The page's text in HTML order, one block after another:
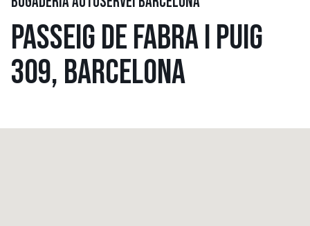
PASSEIG DE FABRA I PUIG
309, BARCELONA